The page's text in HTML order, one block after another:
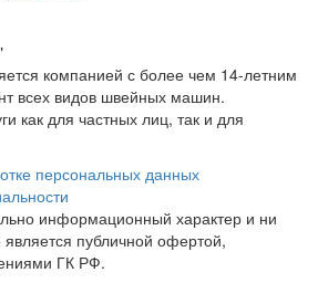
компанией с более чем 14-летним
всех видов швейных машин.
как для частных лиц, так и для
персональных данных
информационный характер и ни
является публичной офертой,
ГК РФ.